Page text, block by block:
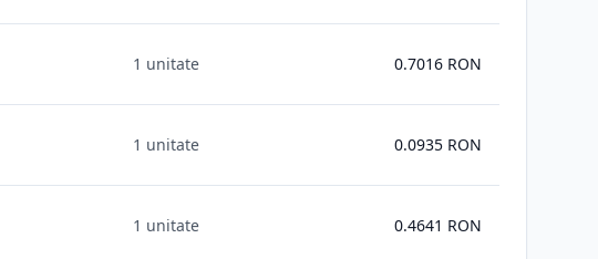
1 unitate 0.7016 RON
1 unitate 0.0935 RON
1 unitate 0.4641 RON